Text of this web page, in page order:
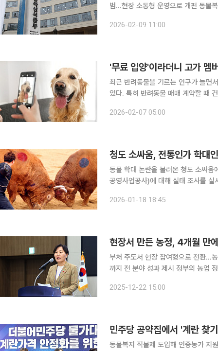
범…현장 소통형 운영으로 개편 동물복지 정책 논의가 연례 회의 중심에서 벗어나, 현안별·분야별로
2026-02-09 11:00
'무료 입양'이라더니 고가 멤
최근 반려동물을 기르는 인구가 늘면
있다. 특히 반려동물 매매 계약할 때
2026-02-07 05:00
청도 소싸움, 전통인가 학대
동물 학대 논란을 불러온 청도 소싸움에 정부가 나섰다. 18일 농림
공영사업공사)에 대해 실태 조사를 실시하
2026-01-18 18:45
현장서 만든 농정, 4개월 만
부처 주도서 현장 참여형으로 전환…
까지 전 분야 성과 제시 정부의 농업 정책이 정책 수요자인 농업인과 전문가가 직접 참여하는 구조
2025-12-22 15:00
민주당 공약집에서 '계란 찾
동물복지 직불제 도입해 인증농가 지